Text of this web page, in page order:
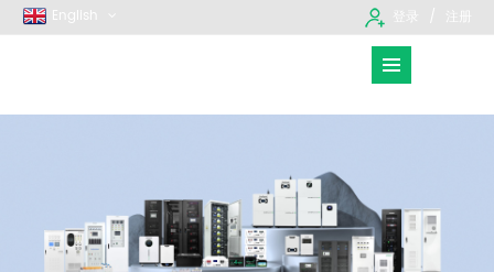
登录 注册
English